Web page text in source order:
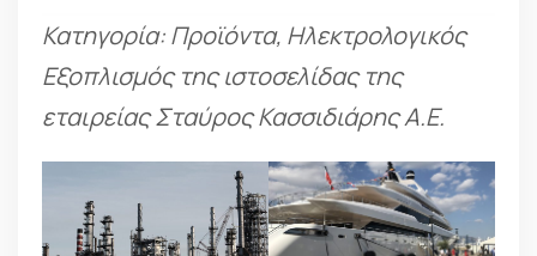
Κατηγορία: Προϊόντα, Ηλεκτρολογικός
Εξοπλισμός της ιστοσελίδας της
εταιρείας Σταύρος Κασσιδιάρης Α.Ε.